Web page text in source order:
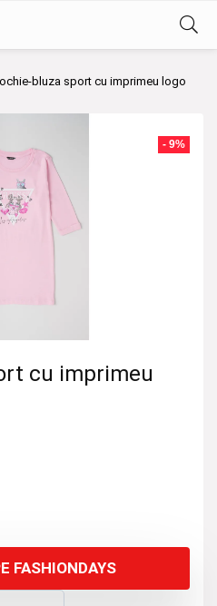
bluza sport cu imprimeu logo
- 9%
cu imprimeu
FASHIONDAYS